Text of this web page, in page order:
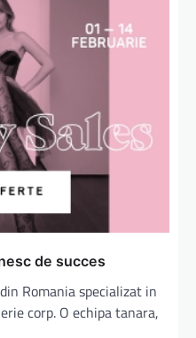
de succes
Romania specializat in
corp. O echipa tanara,